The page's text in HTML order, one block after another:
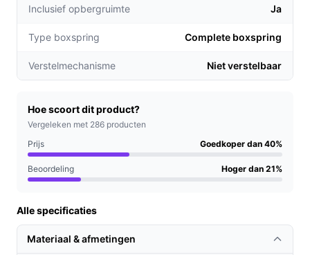
slaapkamerinrichting, waardoor uw kamer er altijd
Deze boxspring is perfect voor koppels die een ruime
beperkte opbergruimte in hun woning. Dankzij de
stevige constructie is het ook geschikt voor zwaardere
gebruikers.
Praktische voordelen t.o.v. alternatieven
andere boxsprings?
Geïntegreerde opbergruimte:
In tegenstelling tot
Inclusief opbergruimte Ja
Type boxspring Complete boxspring
Verstelmechanisme Niet verstelbaar
Hoe scoort dit product?
Vergeleken met 286 producten
Prijs
Goedkoper dan 40%
Beoordeling Hoger dan 21%
Alle specificaties
Materiaal & afmetingen